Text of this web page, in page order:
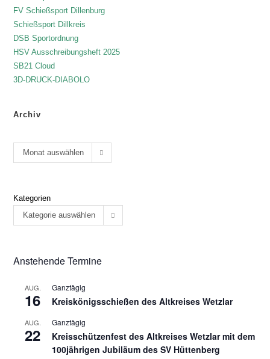
FV Schießsport Dillenburg
Schießsport Dillkreis
DSB Sportordnung
HSV Ausschreibungsheft 2025
SB21 Cloud
3D-DRUCK-DIABOLO
Archiv
Monat auswählen
Kategorien
Kategorie auswählen
Anstehende Termine
AUG.
16
Ganztägig
Kreiskönigsschießen des Altkreises Wetzlar
AUG.
22
Ganztägig
Kreisschützenfest des Altkreises Wetzlar mit dem
100jährigen Jubiläum des SV Hüttenberg